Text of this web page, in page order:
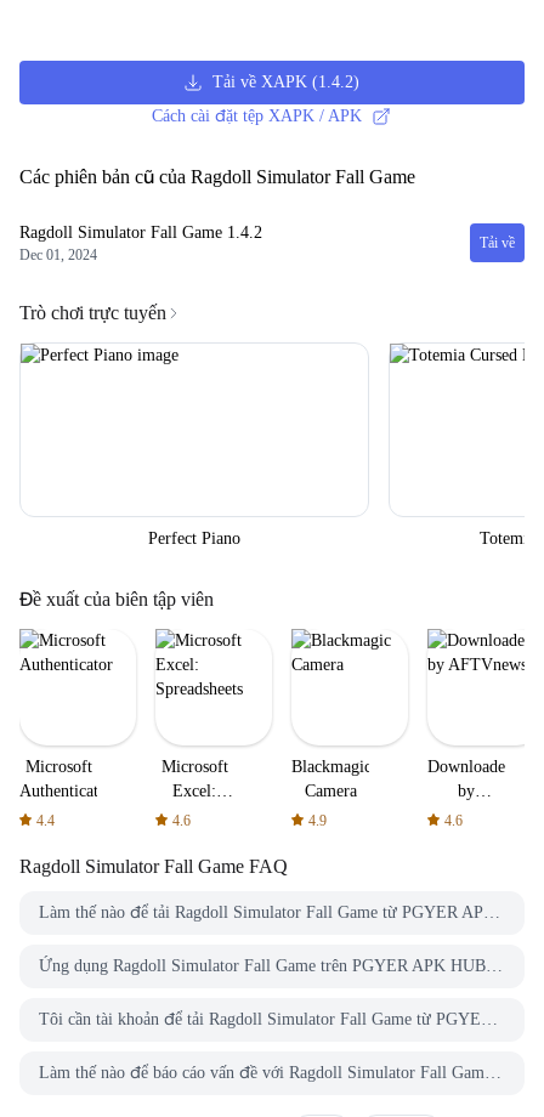
Tải về XAPK (1.4.2)
Cách cài đặt tệp XAPK / APK
Các phiên bản cũ của Ragdoll Simulator Fall Game
Ragdoll Simulator Fall Game 1.4.2
Dec 01, 2024
Tải về
Trò chơi trực tuyến
Perfect Piano Totemia
Đề xuất của biên tập viên
Microsoft
Authenticator
4.4
Microsoft
Excel:
Spreadsheets
4.6
Blackmagic
Camera
4.9
Downloader
by
AFTVnews
4.6
Ragdoll Simulator Fall Game FAQ
Làm thế nào để tải Ragdoll Simulator Fall Game từ PGYER APK HUB?
Ứng dụng Ragdoll Simulator Fall Game trên PGYER APK HUB có miễn phí không?
Tôi cần tài khoản để tải Ragdoll Simulator Fall Game từ PGYER APK HUB không?
Làm thế nào để báo cáo vấn đề với Ragdoll Simulator Fall Game trên PGYER APK HUB?